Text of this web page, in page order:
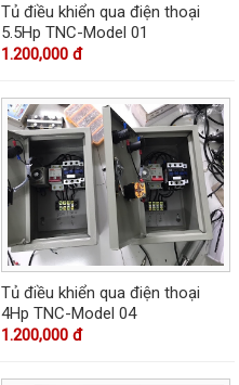
Tủ điều khiển qua điện thoại
5.5Hp TNC-Model 01
1.200,000 đ
Tủ điều khiển qua điện thoại
4Hp TNC-Model 04
1.200,000 đ